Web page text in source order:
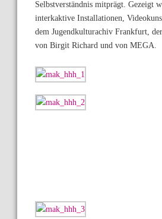
Selbstverständnis mitprägt. Gezeigt
interkaktive Installationen,
dem Jugendkulturachiv Frankfurt,
von Birgit Richard und von MEGA.